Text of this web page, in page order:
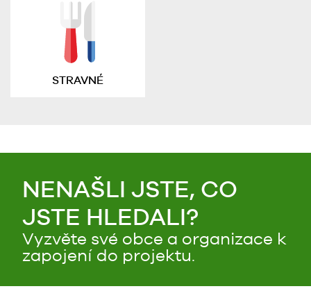
STRAVNÉ
NENAŠLI JSTE, CO
JSTE HLEDALI?
Vyzvěte své obce a organizace k
zapojení do projektu.